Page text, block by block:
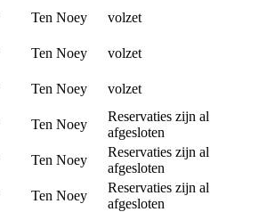
Ten Noey
volzet
Ten Noey
volzet
Ten Noey
volzet
Ten Noey
Reservaties zijn al
afgesloten
Ten Noey
Reservaties zijn al
afgesloten
Ten Noey
Reservaties zijn al
afgesloten